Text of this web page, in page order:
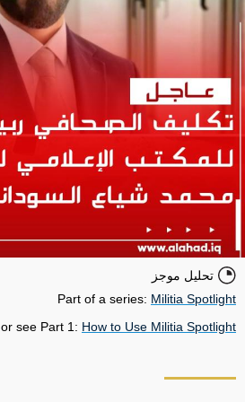
تحليل موجز
Part of a series: Militia Spotlight
or see Part 1: How to Use Militia Spotlight